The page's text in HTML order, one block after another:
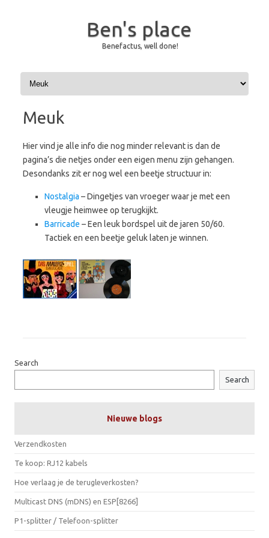
Ben's place
Benefactus, well done!
Skip to content
Meuk
Hier vind je alle info die nog minder relevant is dan de
pagina’s die netjes onder een eigen menu zijn gehangen.
Desondanks zit er nog wel een beetje structuur in:
Nostalgia – Dingetjes van vroeger waar je met een
vleugje heimwee op terugkijkt.
Barricade – Een leuk bordspel uit de jaren 50/60.
Tactiek en een beetje geluk laten je winnen.
Search
Search
Nieuwe blogs
Verzendkosten
Te koop: RJ12 kabels
Hoe verlaag je de terugleverkosten?
Multicast DNS (mDNS) en ESP[8266]
P1-splitter / Telefoon-splitter